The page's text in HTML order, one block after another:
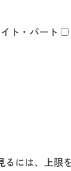
ト・パート
には、上限